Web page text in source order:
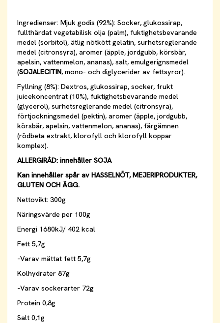
Ingredienser: Mjuk godis (92%): Socker, glukossirap,
fullthärdat vegetabilisk olja (palm), fuktighetsbevarande
medel (sorbitol), ätlig nötkött gelatin, surhetsreglerande
medel (citronsyra), aromer (äpple, jordgubb, körsbär,
apelsin, vattenmelon, ananas), salt, emulgerignsmedel
(SOJALECITIN, mono- och diglycerider av fettsyror).
Fyllning (8%): Dextros, glukossirap, socker, frukt
juicekoncentrat (10%), fuktighetsbevarande medel
(glycerol), surhetsreglerande medel (citronsyra),
förtjockningsmedel (pektin), aromer (äpple, jordgubb,
körsbär, apelsin, vattenmelon, ananas), färgämnen
(rödbeta extrakt, klorofyll och klorofyll koppar
komplex).
ALLERGIRÅD: innehåller SOJA
Kan innehåller spår av HASSELNÖT, MEJERIPRODUKTER,
GLUTEN OCH ÄGG.
Nettovikt: 300g
Näringsvärde per 100g
Energi 1680kJ/ 402 kcal
Fett 5,7g
-Varav mättat fett 5,7g
Kolhydrater 87g
-Varav sockerarter 72g
Protein 0,8g
Salt 0,1g